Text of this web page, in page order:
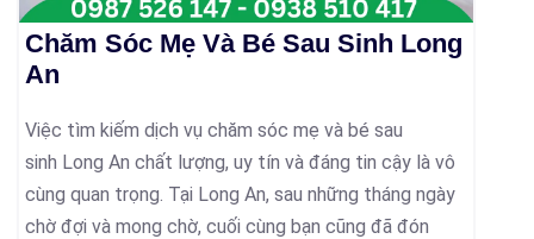
Chăm Sóc Mẹ Và Bé Sau Sinh Long
An
Việc tìm kiếm dịch vụ chăm sóc mẹ và bé sau
sinh Long An chất lượng, uy tín và đáng tin cậy là vô
cùng quan trọng. Tại Long An, sau những tháng ngày
chờ đợi và mong chờ, cuối cùng bạn cũng đã đón